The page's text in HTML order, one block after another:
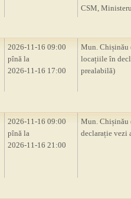
CSM,
2026-11-16 09:00
pînă la
2026-11-16 17:00
Mun. Chișinău
locațiile în
prealabilă)
2026-11-16 09:00
pînă la
2026-11-16 21:00
Mun. Chișinău
declarație vezi